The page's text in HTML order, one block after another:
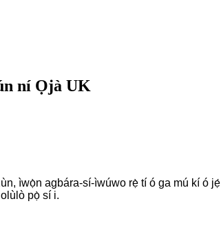
ní Ọjà UK
ìwọ̀n agbára-sí-ìwúwo rẹ̀ tí ó ga mú kí ó
pọ̀ sí i.